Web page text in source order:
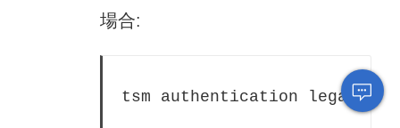
場合:
tsm authentication legacy-